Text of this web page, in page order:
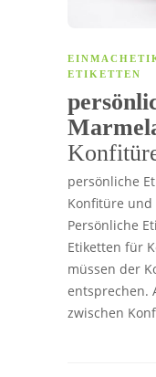
ETIKETTEN
persönliche
Konfitüre und
Persönliche
Etiketten für
müssen der
entsprechen.
zwischen